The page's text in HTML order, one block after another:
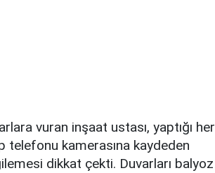
vuran inşaat ustası, yaptığı her
telefonu kamerasına kaydeden
dikkat çekti. Duvarları balyoz